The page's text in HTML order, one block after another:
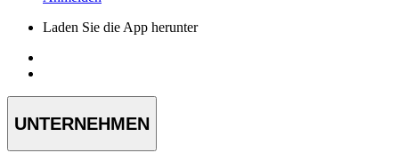
Laden Sie die App herunter
UNTERNEHMEN